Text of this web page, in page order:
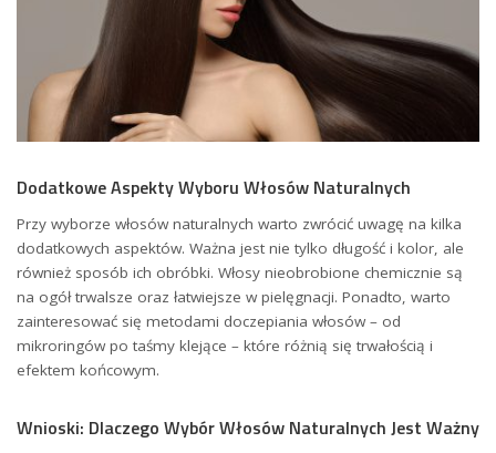
Dodatkowe Aspekty Wyboru Włosów Naturalnych
Przy wyborze włosów naturalnych warto zwrócić uwagę na kilka
dodatkowych aspektów. Ważna jest nie tylko długość i kolor, ale
również sposób ich obróbki. Włosy nieobrobione chemicznie są
na ogół trwalsze oraz łatwiejsze w pielęgnacji. Ponadto, warto
zainteresować się metodami doczepiania włosów – od
mikroringów po taśmy klejące – które różnią się trwałością i
efektem końcowym.
Wnioski: Dlaczego Wybór Włosów Naturalnych Jest Ważny